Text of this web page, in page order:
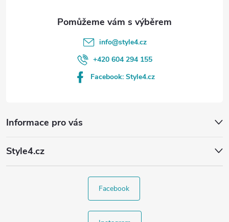
Informace pro vás
Style4.cz
info@style4.cz
+420 604 294 155
Facebook: Style4.cz
Facebook